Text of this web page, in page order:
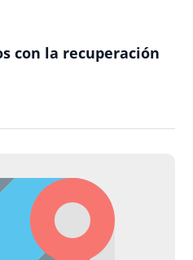
con la recuperación